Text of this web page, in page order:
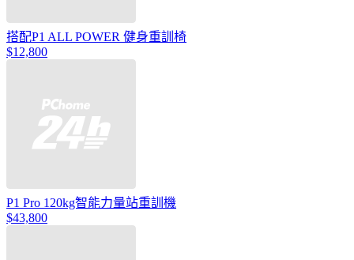
搭配P1 ALL POWER 健身重訓椅
$12,800
P1 Pro 120kg智能力量站重訓機
$43,800